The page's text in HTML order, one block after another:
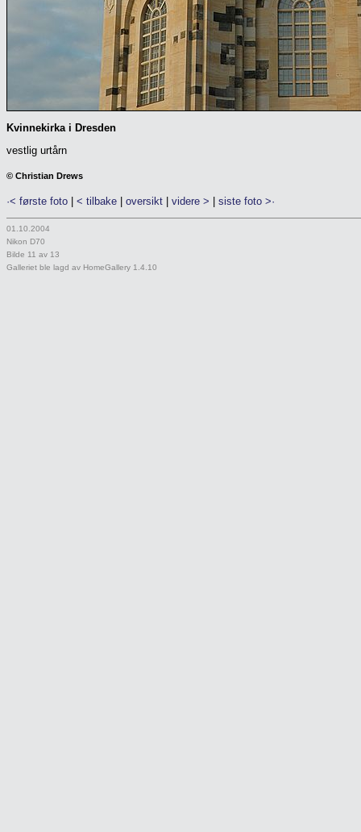
Kvinnekirka i Dresden
vestlig urtårn
© Christian Drews
·< første foto < tilbake oversikt videre > siste foto >·
01.10.2004
Nikon D70
Bilde 11 av 13
Galleriet ble lagd av HomeGallery 1.4.10